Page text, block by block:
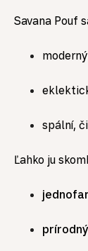
Savana Pouf
spální,
Ľahko ju